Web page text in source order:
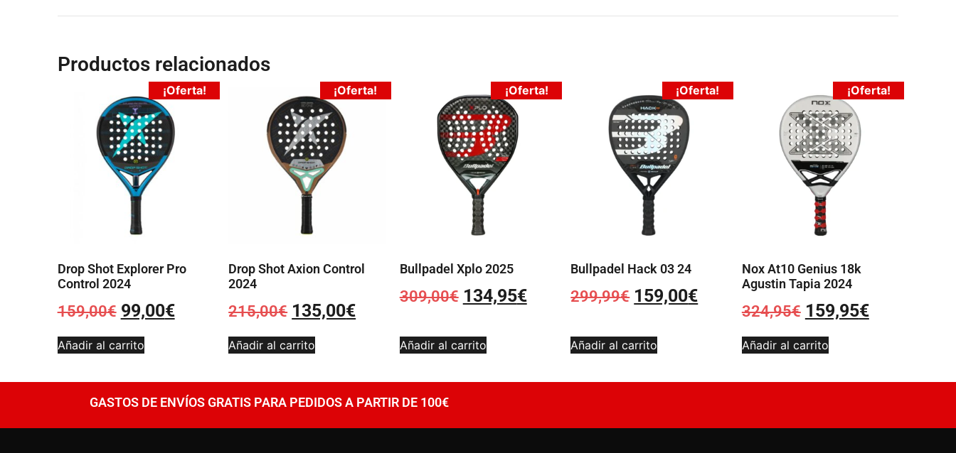
Productos relacionados
¡Oferta!
Drop Shot Explorer Pro
Control 2024
159,00€ 99,00€
Añadir al carrito
¡Oferta!
Drop Shot Axion Control
2024
215,00€ 135,00€
Añadir al carrito
¡Oferta!
Bullpadel Xplo 2025
309,00€ 134,95€
Añadir al carrito
¡Oferta!
Bullpadel Hack 03 24
299,99€ 159,00€
Añadir al carrito
¡Oferta!
Nox At10 Genius 18k
Agustin Tapia 2024
324,95€ 159,95€
Añadir al carrito
GASTOS DE ENVÍOS GRATIS PARA PEDIDOS A PARTIR DE 100€